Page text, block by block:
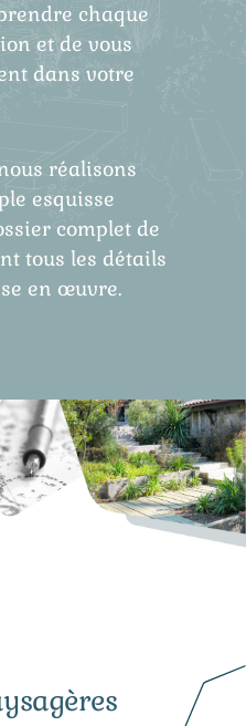
chaque
et de vous
dans votre
réalisons
esquisse
complet de
tous les détails
en œuvre.